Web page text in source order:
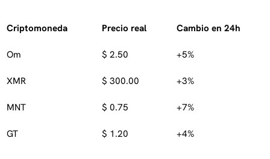
Criptomoneda Precio real Cambio en 24h
Om $ 2.50 +5%
XMR $ 300.00 +3%
MNT $ 0.75 +7%
GT $ 1.20 +4%